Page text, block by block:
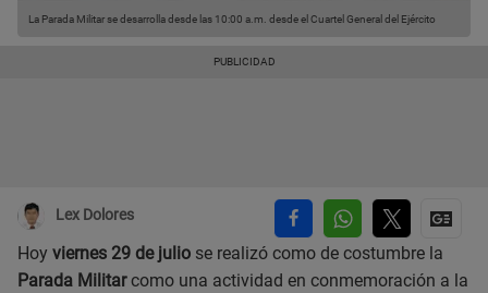
La Parada Militar se desarrolla desde las 10:00 a.m. desde el Cuartel General del Ejército
Lex Dolores
Hoy viernes 29 de julio se realizó como de costumbre la
Parada Militarcomo una actividad en conmemoración a la